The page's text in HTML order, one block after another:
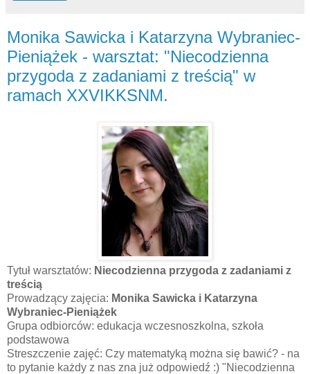
Monika Sawicka i Katarzyna Wybraniec-
Pieniążek - warsztat: "Niecodzienna
przygoda z zadaniami z treścią" w
ramach XXVIKKSNM.
Tytuł warsztatów: Niecodzienna przygoda z zadaniami z
treścią
Prowadzący zajęcia: Monika Sawicka i Katarzyna
Wybraniec-Pieniążek
Grupa odbiorców: edukacja wczesnoszkolna, szkoła
podstawowa
Streszczenie zajęć: Czy matematyką można się bawić? - na
to pytanie każdy z nas zna już odpowiedź :) "Niecodzienna